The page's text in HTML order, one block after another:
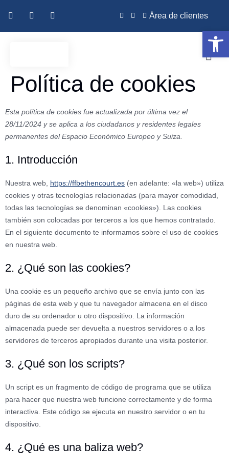
Área de clientes
Política de cookies
Esta política de cookies fue actualizada por última vez el
28/11/2024 y se aplica a los ciudadanos y residentes legales
permanentes del Espacio Económico Europeo y Suiza.
1. Introducción
Nuestra web, https://ffbethencourt.es (en adelante: «la web») utiliza
cookies y otras tecnologías relacionadas (para mayor comodidad,
todas las tecnologías se denominan «cookies»). Las cookies
también son colocadas por terceros a los que hemos contratado.
En el siguiente documento te informamos sobre el uso de cookies
en nuestra web.
2. ¿Qué son las cookies?
Una cookie es un pequeño archivo que se envía junto con las
páginas de esta web y que tu navegador almacena en el disco
duro de su ordenador u otro dispositivo. La información
almacenada puede ser devuelta a nuestros servidores o a los
servidores de terceros apropiados durante una visita posterior.
3. ¿Qué son los scripts?
Un script es un fragmento de código de programa que se utiliza
para hacer que nuestra web funcione correctamente y de forma
interactiva. Este código se ejecuta en nuestro servidor o en tu
dispositivo.
4. ¿Qué es una baliza web?
Abrir